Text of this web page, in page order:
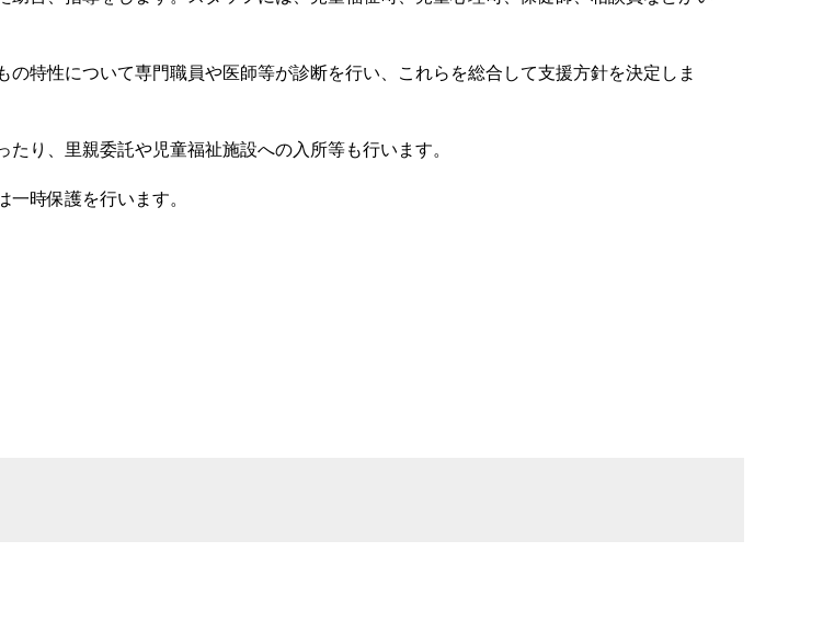
特性について専門職員や医師等が診断を行い、これらを総合して支援方針を決定しま
り、里親委託や児童福祉施設への入所等も行います。
時保護を行います。